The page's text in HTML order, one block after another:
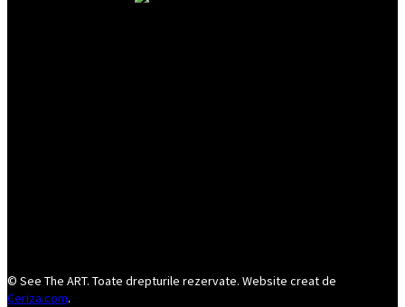
© See The ART. Toate drepturile rezervate. Website creat de
Ceriza.com.